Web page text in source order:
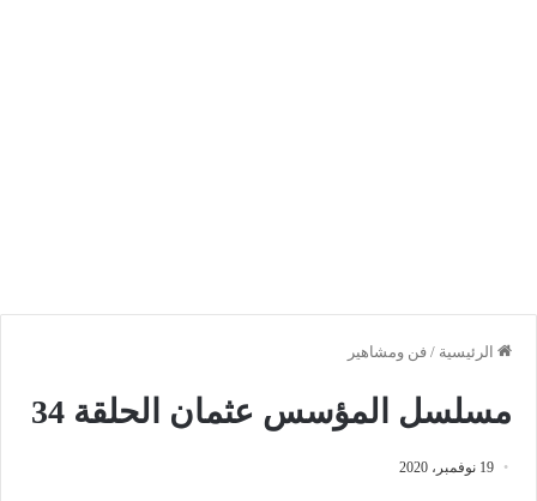
الرئيسية / فن ومشاهير
مسلسل المؤسس عثمان الحلقة 34
19 نوفمبر، 2020